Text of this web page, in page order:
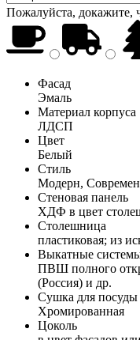
Пожалуйста, докажите,
Фасад
Эмаль
Материал корпуса
ЛДСП
Цвет
Белый
Стиль
Модерн,
Стеновая панель
ХДФ в цвет
Столешница
пластиковая; из
Выкатные
ПВШ полного
(Россия) и др.
Сушка для посуды
Хромированная
Цоколь